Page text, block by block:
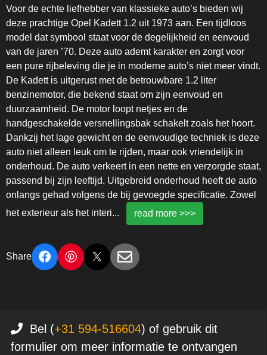
Voor de echte liefhebber van klassieke auto’s bieden wij
deze prachtige Opel Kadett 1.2 uit 1973 aan. Een tijdloos
model dat symbool staat voor de degelijkheid en eenvoud
van de jaren ’70. Deze auto ademt karakter en zorgt voor
een pure rijbeleving die je in moderne auto’s niet meer vindt.
De Kadett is uitgerust met de betrouwbare 1.2 liter
benzinemotor, die bekend staat om zijn eenvoud en
duurzaamheid. De motor loopt netjes en de
handgeschakelde versnellingsbak schakelt zoals het hoort.
Dankzij het lage gewicht en de eenvoudige techniek is deze
auto niet alleen leuk om te rijden, maar ook vriendelijk in
onderhoud. De auto verkeert in een nette en verzorgde staat,
passend bij zijn leeftijd. Uitgebreid onderhoud heeft de auto
onlangs gehad volgens de bij gevoegde specificatie. Zowel
het exterieur als het interi... read more >>>
Share
Bel (+31 594-516604) of gebruik dit
formulier om meer informatie te ontvangen